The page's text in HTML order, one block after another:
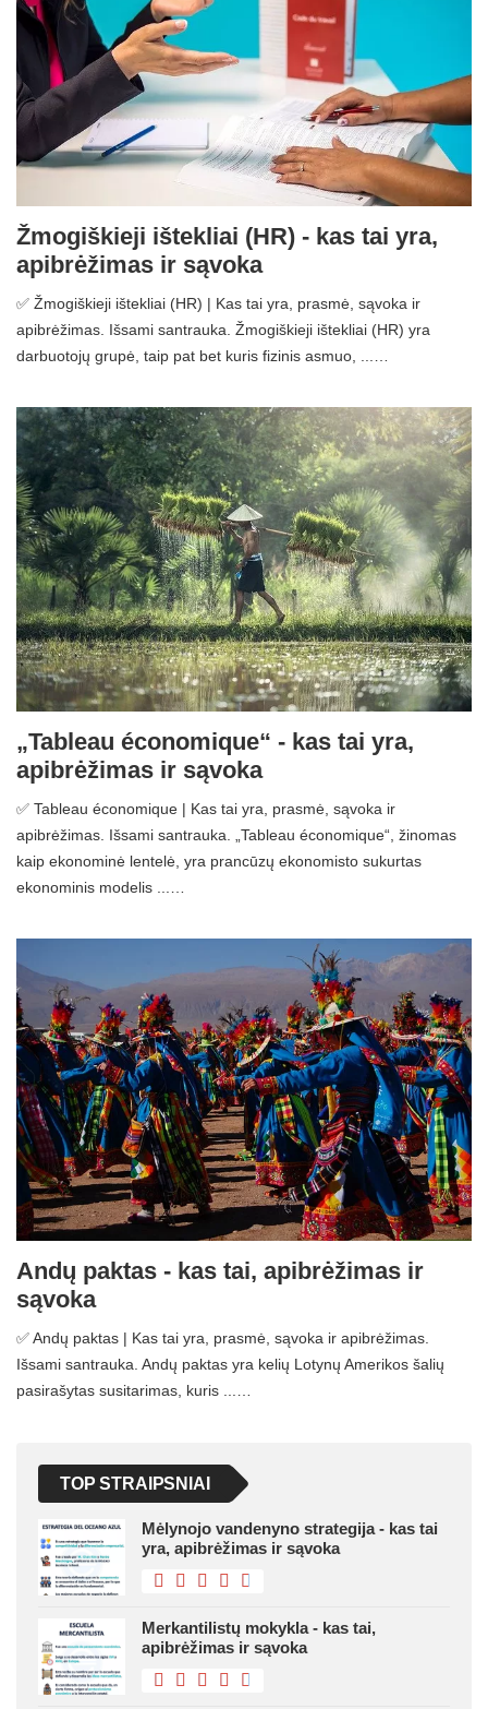
Žmogiškieji ištekliai (HR) - kas tai yra,
apibrėžimas ir sąvoka
✅ Žmogiškieji ištekliai (HR) | Kas tai yra, prasmė, sąvoka ir
apibrėžimas. Išsami santrauka. Žmogiškieji ištekliai (HR) yra
darbuotojų grupė, taip pat bet kuris fizinis asmuo, ...…
„Tableau économique“ - kas tai yra,
apibrėžimas ir sąvoka
✅ Tableau économique | Kas tai yra, prasmė, sąvoka ir
apibrėžimas. Išsami santrauka. „Tableau économique“, žinomas
kaip ekonominė lentelė, yra prancūzų ekonomisto sukurtas
ekonominis modelis ...…
Andų paktas - kas tai, apibrėžimas ir
sąvoka
✅ Andų paktas | Kas tai yra, prasmė, sąvoka ir apibrėžimas.
Išsami santrauka. Andų paktas yra kelių Lotynų Amerikos šalių
pasirašytas susitarimas, kuris ...…
TOP STRAIPSNIAI
Mėlynojo vandenyno strategija - kas tai
yra, apibrėžimas ir sąvoka
Merkantilistų mokykla - kas tai,
apibrėžimas ir sąvoka